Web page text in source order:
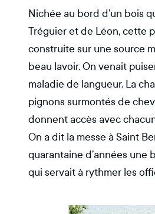
Nichée au bord d’un bois
Tréguier et de Léon, cette
construite sur une source
beau lavoir. On venait
maladie de langueur. La
pignons surmontés de
donnent accès avec
On a dit la messe à Saint
quarantaine d’années une
qui servait à rythmer les